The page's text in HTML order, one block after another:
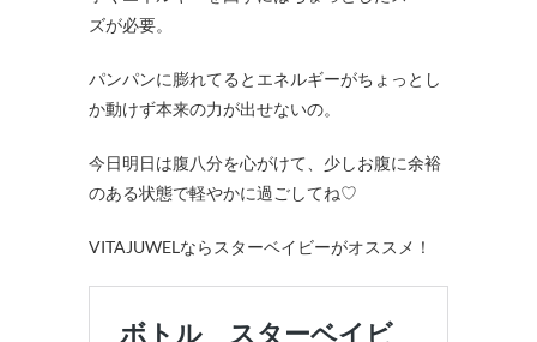
ズが必要。
パンパンに膨れてるとエネルギーがちょっとし
か動けず本来の力が出せないの。
今日明日は腹八分を心がけて、少しお腹に余裕
のある状態で軽やかに過ごしてね♡
VITAJUWELならスターベイビーがオススメ！